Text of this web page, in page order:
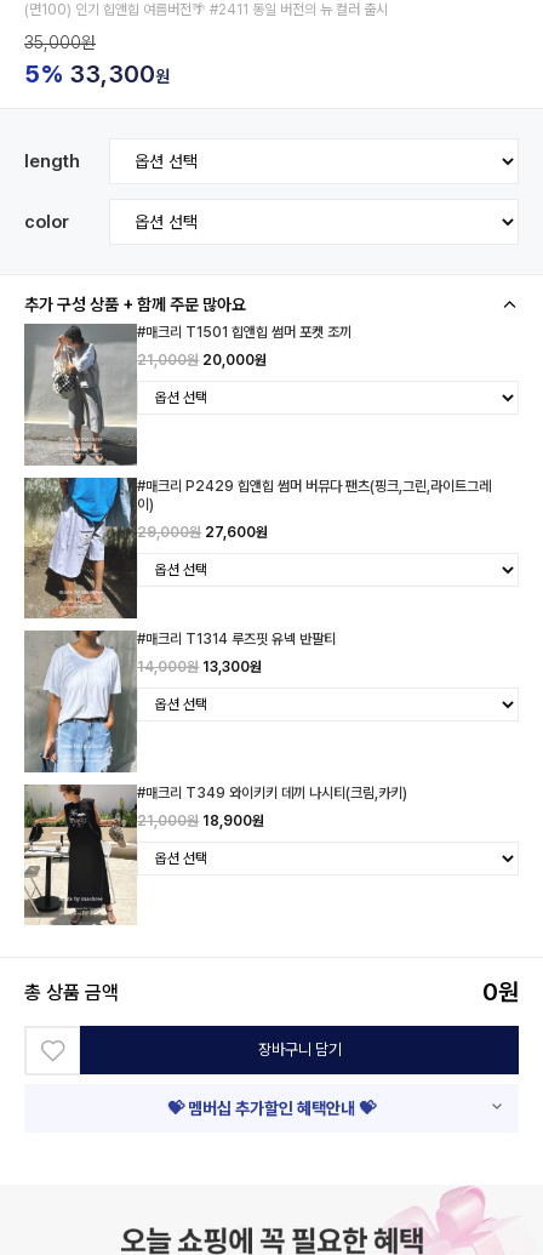
(면100) 인기 힙앤힙 여름버전🌴 #2411 동일 버전의 뉴 컬러 출시
35,000원
5% 33,300원
length
color
추가 구성 상품 + 함께 주문 많아요
#매크리 T1501 힙앤힙 썸머 포켓 조끼
21,000원 20,000원
#매크리 P2429 힙앤힙 썸머 버뮤다 팬츠(핑크,그린,라이트그레
이)
29,000원 27,600원
#매크리 T1314 루즈핏 유넥 반팔티
14,000원 13,300원
#매크리 T349 와이키키 데끼 나시티(크림,카키)
21,000원 18,900원
총 상품 금액 0원
장바구니 담기
💝 멤버십 추가할인 혜택안내 💝